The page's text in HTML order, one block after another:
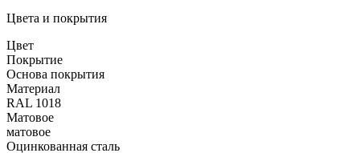
Цвета и покрытия
Цвет
Покрытие
Основа покрытия
Материал
RAL 1018
Матовое
матовое
Оцинкованная сталь